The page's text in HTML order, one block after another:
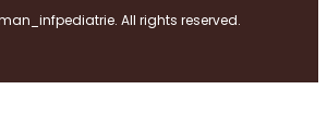
All rights reserved.